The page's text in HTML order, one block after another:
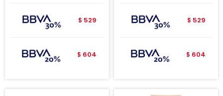
$ 529
$ 604
$ 529
$ 604